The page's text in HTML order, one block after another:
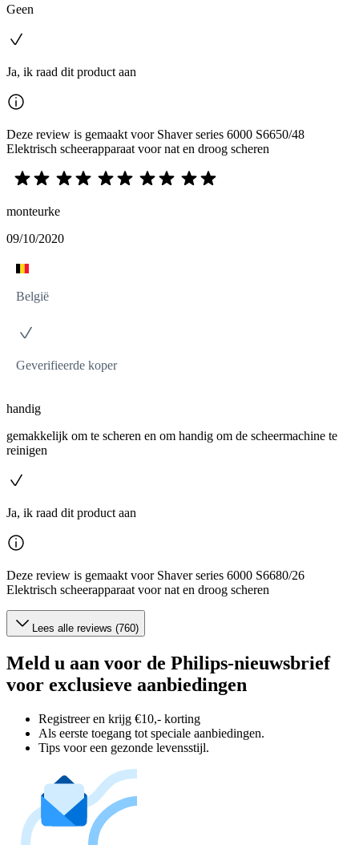
Geen
Ja, ik raad dit product aan
Deze review is gemaakt voor Shaver series 6000 S6650/48
Elektrisch scheerapparaat voor nat en droog scheren
monteurke
09/10/2020
België
Geverifieerde koper
handig
gemakkelijk om te scheren en om handig om de scheermachine te
reinigen
Ja, ik raad dit product aan
Deze review is gemaakt voor Shaver series 6000 S6680/26
Elektrisch scheerapparaat voor nat en droog scheren
Lees alle reviews (760)
Meld u aan voor de Philips-nieuwsbrief
voor exclusieve aanbiedingen
Registreer en krijg €10,- korting
Als eerste toegang tot speciale aanbiedingen.
Tips voor een gezonde levensstijl.